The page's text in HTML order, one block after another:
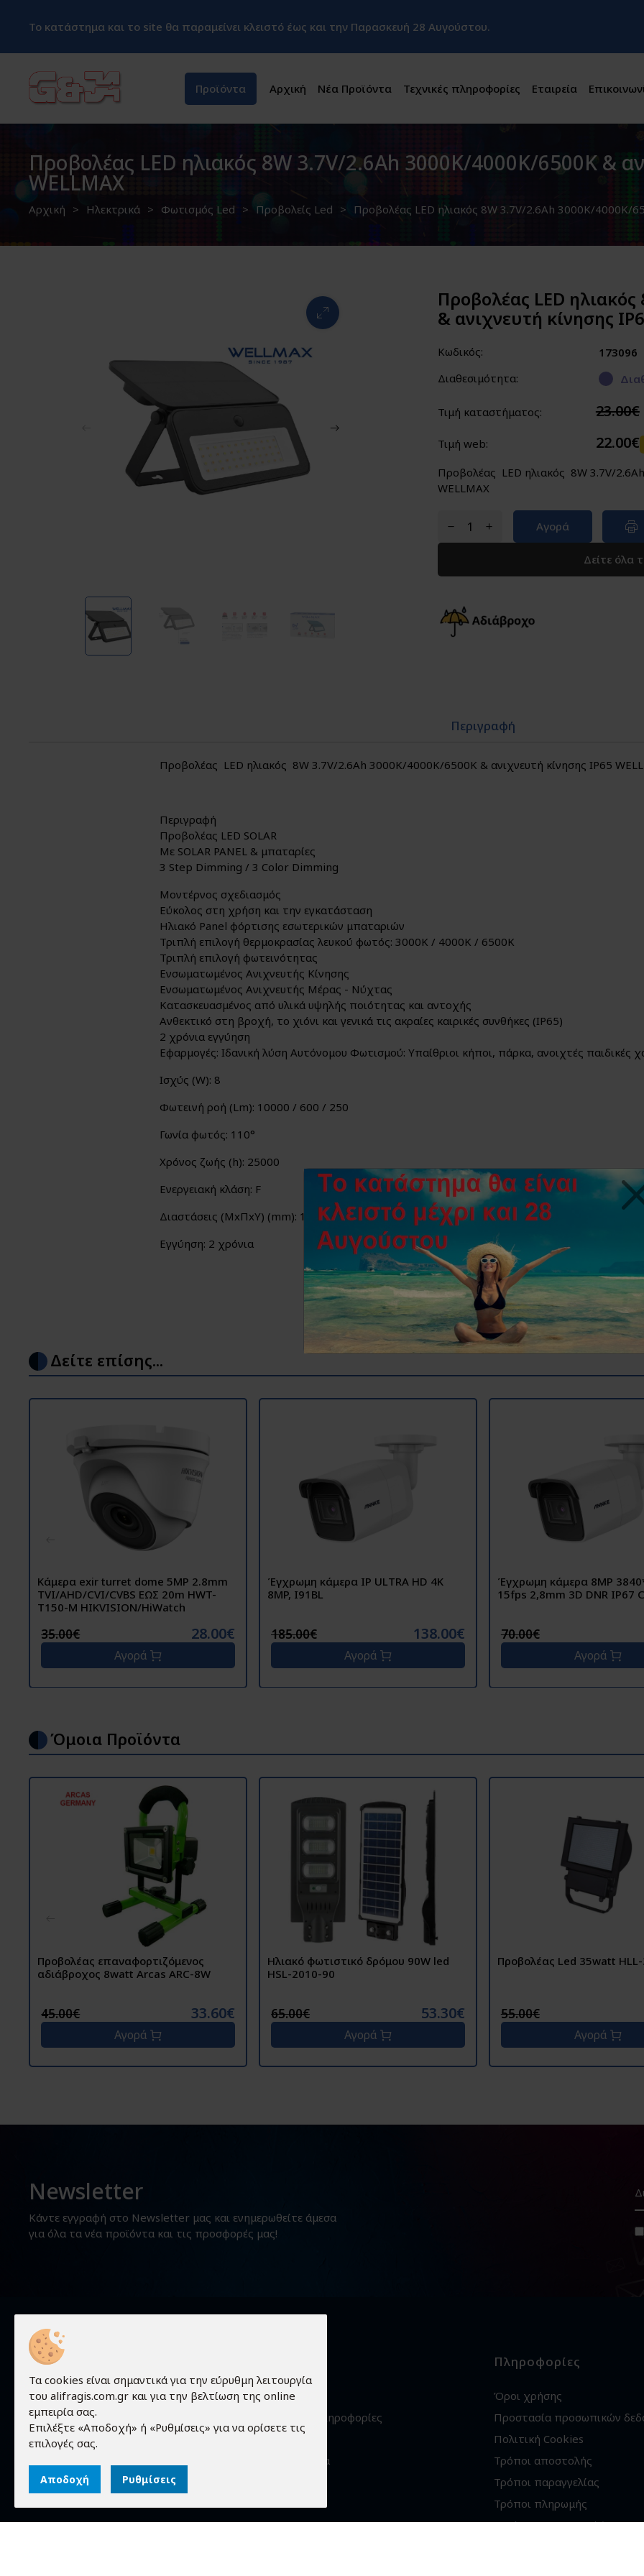
Το κατάστημα και το site θα παραμείνει κλειστό έως και την Παρασκευή 28 Αυγούστου.
Προϊόντα Αρχική Νέα Προϊόντα Τεχνικές πληροφορίες Εταιρεία
Προβολέας LED ηλιακός 8W 3.7V/2.6Ah 3000K/4000K/6500K &
WELLMAX
Αρχική Ηλεκτρικά Φωτισμός Led Προβολείς Led Προβολέας LED ηλιακός 8W 3.7V/2.6Ah 3000K/4000K/
Προβολέας LED
& ανιχνευτή κίνησης
Κωδικός:
173096
Διαθεσιμότητα:
Τιμή καταστήματος: 23.00€
Τιμή web: 22.00€
Προβολέας LED ηλιακός 8W 3.7V/
WELLMAX
Αγορά
Δείτε όλα
Περιγραφή
Προβολέας LED ηλιακός 8W 3.7V/2.6Ah 3000K/4000K/6500K & ανιχνευτή κίνησης IP65
Περιγραφή
Προβολέας LED SOLAR
Με SOLAR PANEL & μπαταρίες
3 Step Dimming / 3 Color Dimming
Μοντέρνος σχεδιασμός
Εύκολος στη χρήση και την εγκατάσταση
Ηλιακό Panel φόρτισης εσωτερικών μπαταριών
Τριπλή επιλογή θερμοκρασίας λευκού φωτός: 3000Κ / 4000Κ / 6500Κ
Τριπλή επιλογή φωτεινότητας
Ενσωματωμένος Ανιχνευτής Κίνησης
Ενσωματωμένος Ανιχνευτής Μέρας - Νύχτας
Κατασκευασμένος από υλικά υψηλής ποιότητας και αντοχής
Ανθεκτικό στη βροχή, το χιόνι και γενικά τις ακραίες καιρικές συνθήκες (IP65)
2 χρόνια εγγύηση
Εφαρμογές: Ιδανική λύση Αυτόνομου Φωτισμού: Υπαίθριοι κήποι, πάρκα, ανοιχτές παιδικές
Ισχύς (W): 8
Φωτεινή ροή (Lm): 10000 / 600 / 250
Γωνία φωτός: 110°
Χρόνος ζωής (h): 25000
Ενεργειακή κλάση: F
Διαστάσεις (ΜxΠxΥ) (mm): 194x44.5x97
Εγγύηση: 2 χρόνια
Δείτε επίσης...
Κάμερα exir turret dome 5MP 2.8mm
TVI/AHD/CVI/CVBS ΕΩΣ 20m HWT-
T150-M HIKVISION/HiWatch
35.00€ 28.00€
Αγορά
Έγχρωμη κάμερα IP ULTRA HD 4K
8MP, I91BL
185.00€ 138.00€
Αγορά
Έγχρωμη κάμερα 8MP
15fps 2,8mm 3D DNR ΙΡ67
70.00€
Αγορά
Όμοια Προϊόντα
Προβολέας επαναφορτιζόμενος
αδιάβροχος 8watt Arcas ARC-8W
45.00€ 33.60€
Αγορά
Ηλιακό φωτιστικό δρόμου 90W led
HSL-2010-90
65.00€ 53.30€
Αγορά
Προβολέας Led 35watt
55.00€
Αγορά
Newsletter
Κάντε εγγραφή στο Newsletter μας και ενημερωθείτε άμεσα
για όλα τα νέα προϊόντα και τις προσφορές μας!
Τα πάντα γύρω από τον κόσμο των
ηλεκτρονικών!
Προϊόντα
Τεχνικές πληροφορίες
Επικοινωνία
Πληροφορίες
Όροι χρήσης
Προστασία προσωπικών
Πολιτική Cookies
Τρόποι αποστολής
Τρόποι παραγγελίας
Τρόποι πληρωμής
Εγγύηση - Επιστροφές
Τα cookies είναι σημαντικά για την εύρυθμη λειτουργία
του alifragis.com.gr και για την βελτίωση της online
εμπειρία σας.
Επιλέξτε «Αποδοχή» ή «Ρυθμίσεις» για να ορίσετε τις
επιλογές σας.
Αποδοχή Ρυθμίσεις